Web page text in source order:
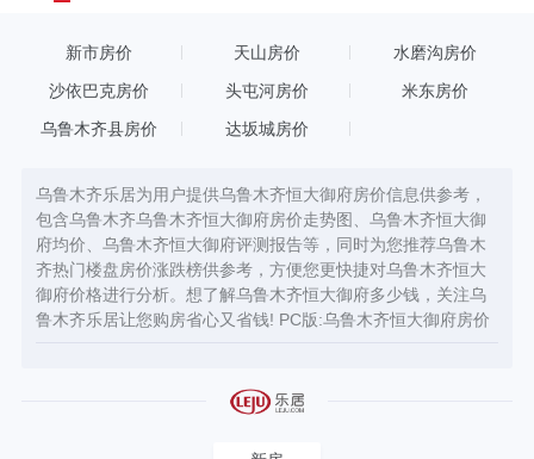
新市房价 天山房价 水磨沟房价
沙依巴克房价 头屯河房价 米东房价
乌鲁木齐县房价 达坂城房价
乌鲁木齐乐居为用户提供乌鲁木齐恒大御府房价信息供参考，
包含乌鲁木齐乌鲁木齐恒大御府房价走势图、乌鲁木齐恒大御
府均价、乌鲁木齐恒大御府评测报告等，同时为您推荐乌鲁木
齐热门楼盘房价涨跌榜供参考，方便您更快捷对乌鲁木齐恒大
御府价格进行分析。想了解乌鲁木齐恒大御府多少钱，关注乌
鲁木齐乐居让您购房省心又省钱! PC版:乌鲁木齐恒大御府房价